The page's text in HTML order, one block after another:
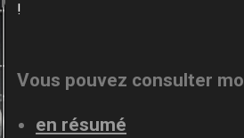
!
Vous pouvez consulter
en résumé